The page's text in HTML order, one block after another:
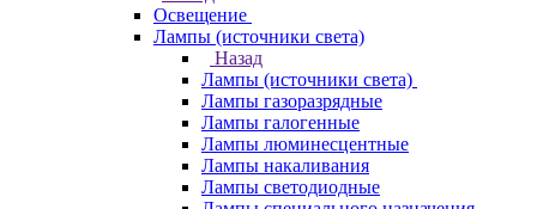
Освещение
Лампы (источники света)
Назад
Лампы (источники света)
Лампы газоразрядные
Лампы галогенные
Лампы люминесцентные
Лампы накаливания
Лампы светодиодные